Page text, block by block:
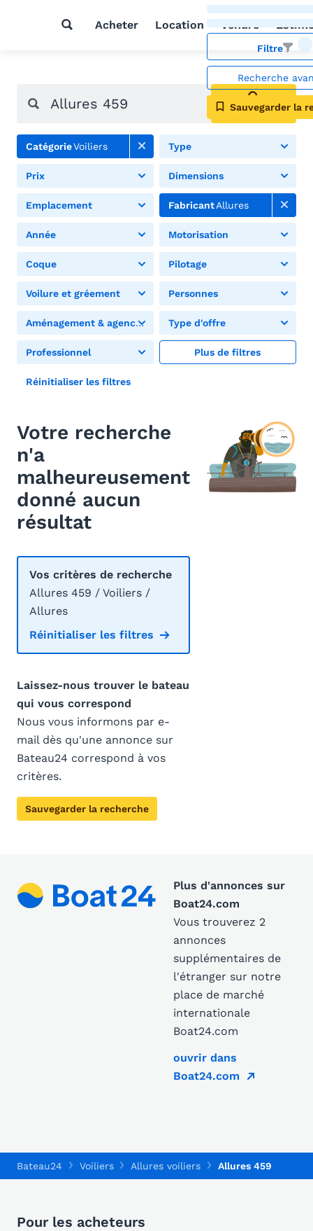
Acheter Location Vendre
Filtre
Recherche
Sauvegarder la
Rechercher
CatégorieVoiliers Type
Prix Dimensions
Emplacement FabricantAllures
Année Motorisation
Coque Pilotage
Voilure et gréement Personnes
Aménagement & agencement Type d'offre
Professionnel Plus de filtres
Réinitialiser les filtres
Votre recherche
n'a
malheureusement
donné aucun
résultat
Vos critères de recherche
Allures 459 / Voiliers /
Allures
Réinitialiser les filtres
Laissez-nous trouver le bateau
qui vous correspond
Nous vous informons par e-
mail dès qu'une annonce sur
Bateau24 correspond à vos
critères.
Sauvegarder la recherche
Plus d'annonces sur
Boat24.com
Vous trouverez 2
annonces
supplémentaires de
l'étranger sur notre
place de marché
internationale
Boat24.com
ouvrir dans
Boat24.com
Bateau24 Voiliers Allures voiliers Allures 459
Pour les acheteurs